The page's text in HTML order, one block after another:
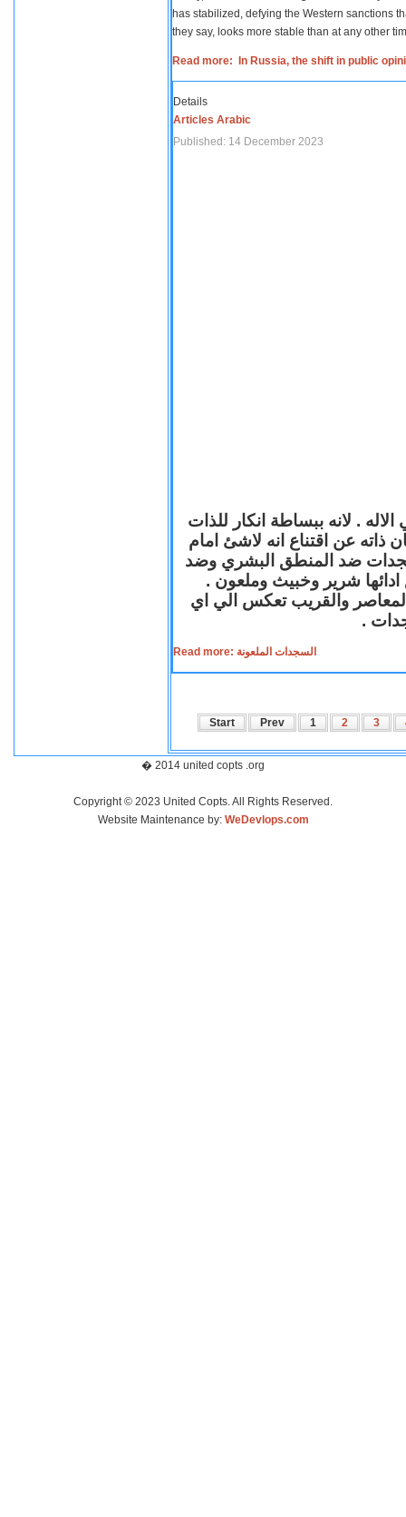
has stabilized, defying the Western sanctions
they say, looks more stable than at any other
Read more: In Russia, the shift in public
Details
Articles Arabic
Published: 14 December 2023
. لانه ببساطة انكار للذات
ذاته عن اقتناع انه لاشئ امام
ضد المنطق البشري وضد
ادائها شرير وخبيث وملعون .
المعاصر والقريب تعكس الي اي
.
Read more: السجدات الملعونة
Start Prev 1 2 3
� 2014 united copts .org
Copyright © 2023 United Copts. All Rights Reserved.
Website Maintenance by: WeDevlops.com